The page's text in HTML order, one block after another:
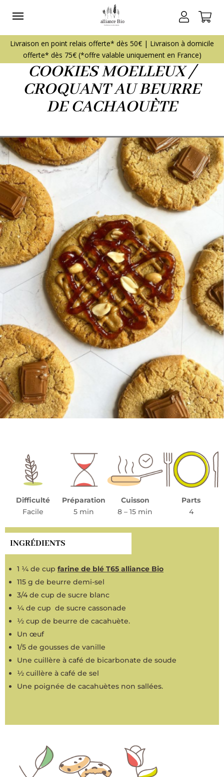
COOKIES MOELLEUX /
CROQUANT AU BEURRE
DE CACHAOUÈTE
Difficulté
Facile
Préparation
5 min
Cuisson
8 – 15 min
Parts
4
INGRÉDIENTS
1 ¼ de cup farine de blé T65 alliance Bio
115 g de beurre demi-sel
3/4 de cup de sucre blanc
¼ de cup de sucre cassonade
½ cup de beurre de cacahuète.
Un œuf
1/5 de gousses de vanille
Une cuillère à café de bicarbonate de soude
½ cuillère à café de sel
Une poignée de cacahuètes non sallées.